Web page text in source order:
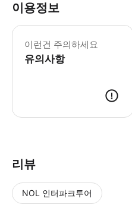
이용정보
이런건 주의하세요
유의사항
리뷰
NOL 인터파크투어